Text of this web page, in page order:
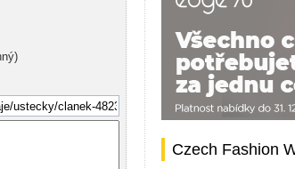
Czech Fashion